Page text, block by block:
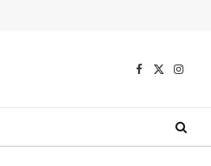
Facebook
X